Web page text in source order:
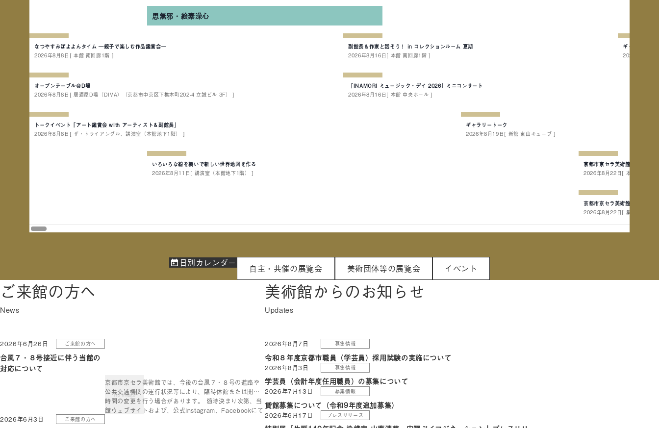
思無邪・絵素澡心
なつやすみぽよよんタイム ─親子で楽しむ作品鑑賞会─
2026年8月8日 [ 本館 南回廊1階 ]
副館長＆作家と話そう！ in コレクションルーム 夏期
2026年8月16日 [ 本館 南回廊1階 ]
ギャラリート
2026年8月23
オープンテーブル＠D場
2026年8月8日 [ 居酒屋D場（DIVA）（京都市中京区下樵木町202-4 立誠ビル 3F） ]
「INAMORI ミュージック・デイ 2026」ミニコンサート
2026年8月16日 [ 本館 中央ホール ]
トークイベント「アート鑑賞会 with アーティスト＆副館長」
2026年8月8日 [ ザ・トライアングル、講演室（本館地下1階） ]
ギャラリートーク
2026年8月19日 [ 新館 東山キューブ ]
いろいろな線を繋いで新しい世界地図を作る
2026年8月11日 [ 講演室（本館地下1階） ]
京都市京セラ美術館 ファミリ
2026年8月22日 [ 本館 南回廊1
京都市京セラ美術館 建物ツア
2026年8月22日 [ 集合場所：
日別カレンダー 自主・共催の展覧会 美術団体等の展覧会 イベント
ご来館の方へ
2026年6月26日 ご来館の方へ
台風７・８号接近に伴う当館の
対応について
京都市京セラ美術館では、今後の台風７・８号の進路や
公共交通機関の運行状況等により、臨時休館または開館
時間の変更を行う場合があります。 随時決まり次第、当
館ウェブサイトおよび、公式Instagram、Facebookにて
2026年6月3日 ご来館の方へ
美術館からのお知らせ
2026年8月7日 募集情報
令和８年度京都市職員（学芸員）採用試験の実施について
2026年8月3日 募集情報
学芸員（会計年度任用職員）の募集について
2026年7月13日 募集情報
貸館募集について（令和9年度追加募集）
2026年6月17日 プレスリリース